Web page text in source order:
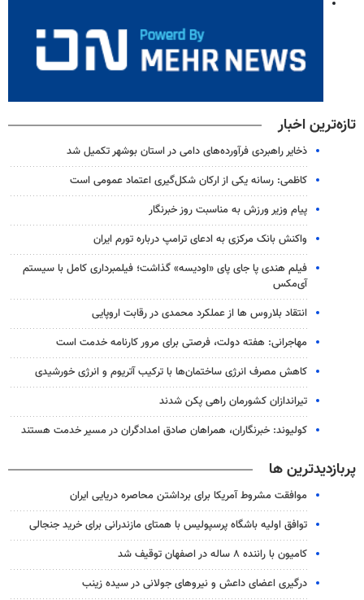
تازه‌ترین اخبار
ذخایر راهبردی فرآورده‌های دامی در استان بوشهر تکمیل شد
کاظمی: رسانه یکی از ارکان شکل‌گیری اعتماد عمومی است
پیام وزیر ورزش به مناسبت روز خبرنگار
واکنش بانک مرکزی به ادعای ترامپ درباره تورم ایران
فیلم هندی پا جای پای «اودیسه» گذاشت؛ فیلمبرداری کامل با سیستم
آی‌مکس
انتقاد بلاروس ها از عملکرد محمدی در رقابت اروپایی
مهاجرانی: هفته دولت، فرصتی برای مرور کارنامه خدمت است
کاهش مصرف انرژی ساختمان‌ها با ترکیب آتریوم و انرژی خورشیدی
تیراندازان کشورمان راهی پکن شدند
کولیوند: خبرنگاران، همراهان صادق امدادگران در مسیر خدمت هستند
پربازدیدترین ها
موافقت مشروط آمریکا برای برداشتن محاصره دریایی ایران
توافق اولیه باشگاه پرسپولیس با همتای مازندرانی برای خرید جنجالی
کامیون با راننده ۸ ساله در اصفهان توقیف شد
درگیری اعضای داعش و نیروهای جولانی در سیده زینب